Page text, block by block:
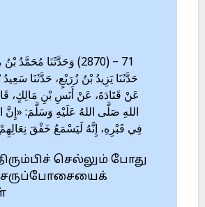
71 – (2870) وَحَدَّثَنَا
حَدَّثَنَا يَزِيدُ بْنُ زُرَيْعٍ، حَدَّثَنَا
عَنْ قَتَادَةَ، عَنْ أَنَسِ بْنِ مَالِكٍ،
اللهِ صَلَّى اللهُ عَلَيْهِ وَسَلَّمَ: «إِنَّ
فِي قَبْرِهِ، إِنَّهُ لَيَسْمَعُ خَفْقَ نِعَالِهِمْ
செல்லும் போது